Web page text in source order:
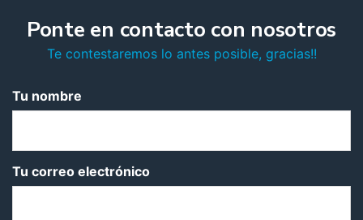
Ponte en contacto con nosotros
Te contestaremos lo antes posible, gracias!!
Tu nombre
Tu correo electrónico